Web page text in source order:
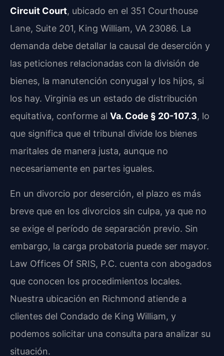
Circuit Court, ubicado en el 351 Courthouse
Lane, Suite 201, King William, VA 23086. La
demanda debe detallar la causal de deserción y
las peticiones relacionadas con la división de
bienes, la manutención conyugal y los hijos, si
los hay. Virginia es un estado de distribución
equitativa, conforme al Va. Code § 20-107.3, lo
que significa que el tribunal divide los bienes
maritales de manera justa, aunque no
necesariamente en partes iguales.
En un divorcio por deserción, el plazo es más
breve que en los divorcios sin culpa, ya que no
se exige el período de separación previo. Sin
embargo, la carga probatoria puede ser mayor.
Law Offices Of SRIS, P.C. cuenta con abogados
que conocen los procedimientos locales.
Nuestra ubicación en Richmond atiende a
clientes del Condado de King William, y
podemos solicitar una consulta para analizar su
situación.